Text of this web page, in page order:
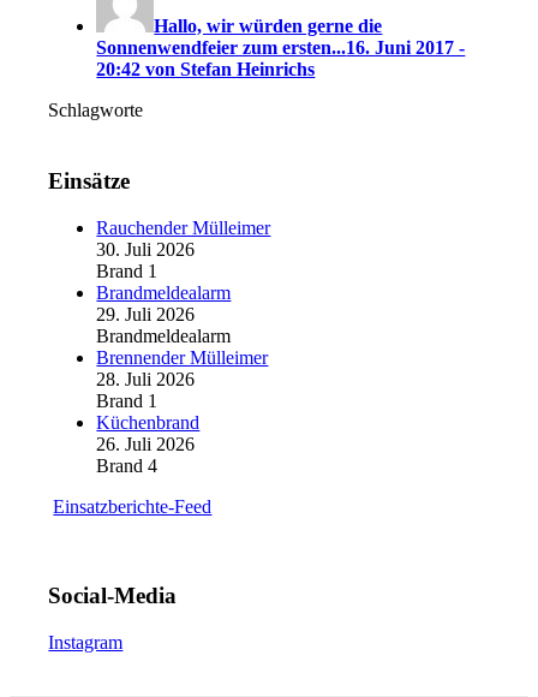
Hallo, wir würden gerne die
Sonnenwendfeier zum ersten...16. Juni 2017 -
20:42 von Stefan Heinrichs
Schlagworte
Einsätze
Rauchender Mülleimer
30. Juli 2026
Brand 1
Brandmeldealarm
29. Juli 2026
Brandmeldealarm
Brennender Mülleimer
28. Juli 2026
Brand 1
Küchenbrand
26. Juli 2026
Brand 4
Einsatzberichte-Feed
Social-Media
Instagram